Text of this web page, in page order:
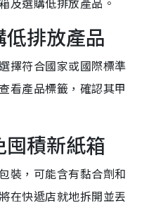
排放產品
擇符合國家或國際標準
看產品標籤，確認其甲
囤積新紙箱
裝，可能含有黏合劑和
在快遞店就地拆開並丟